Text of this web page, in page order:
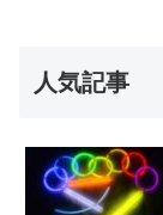
人気記事